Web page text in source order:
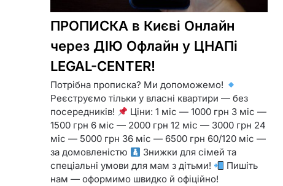
ПРОПИСКА в Києві Онлайн
через ДІЮ Офлайн у ЦНАПі
LEGAL-CENTER!
Потрібна прописка? Ми допоможемо!
Реєструємо тільки у власні квартири — без
посередників!
Ціни: 1 міс — 1000 грн 3 міс —
1500 грн 6 міс — 2000 грн 12 міс — 3000 грн 24
міс — 5000 грн 36 міс — 6500 грн 60/120 міс —
за домовленістю
Знижки для сімей та
спеціальні умови для мам з дітьми!
Пишіть
нам — оформимо швидко й офіційно!